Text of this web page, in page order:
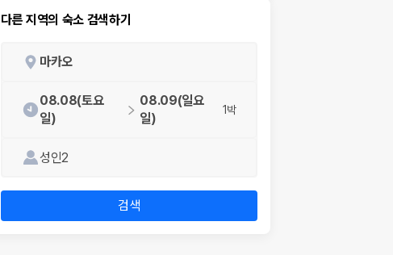
다른 지역의 숙소 검색하기
마카오
08.08(토요
일)
08.09(일요
일)
1박
성인2
검색